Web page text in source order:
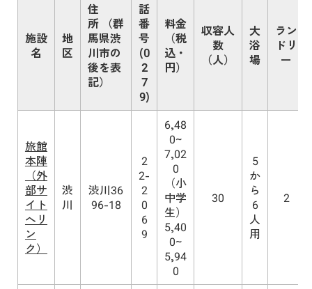
施設
名
地
区
住
所 （群
馬県渋
川市の
後を表
記）
話
番
号
(0
2
7
9)
料金
（税
込・
円）
収容人
数
（人）
大
浴
場
ラン
ドリ
ー
旅館
本陣
（外
部サ
イト
へリ
ン
ク）
渋
川
渋川36
96-18
2
2-
2
0
6
9
6,48
0~
7,02
0
（小
中学
生）
5,40
0~
5,94
0
30
5
か
ら
6
人
用
2